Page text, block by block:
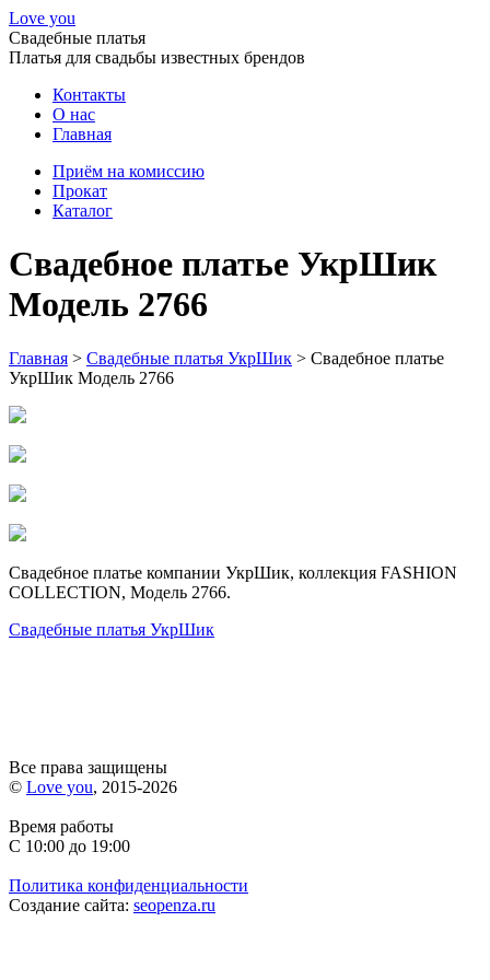
Love you
Свадебные платья
Платья для свадьбы известных брендов
Контакты
О нас
Главная
Приём на комиссию
Прокат
Каталог
Свадебное платье УкрШик
Модель 2766
Главная > Свадебные платья УкрШик > Свадебное платье
УкрШик Модель 2766
Свадебное платье компании УкрШик, коллекция FASHION
COLLECTION, Модель 2766.
Свадебные платья УкрШик
Все права защищены
© Love you, 2015-2026
Время работы
С 10:00 до 19:00
Политика конфиденциальности
Создание сайта: seopenza.ru